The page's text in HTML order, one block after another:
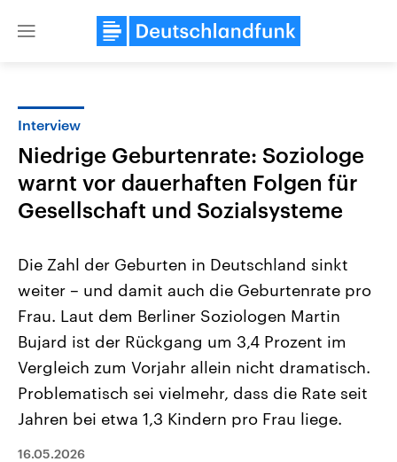
Close
Landtagswahl Sachsen-Anhalt
2026
Alle Informationen
Sachsen-Anhalt wählt am 6.
September 2026 einen neuen
Landtag. Seit 2021 wird das
Bundesland von einer Koalition aus
Umfragen, Prognosen,
und Hintergründe zu den Parteien
USA
Aktuelle Beiträge,
Hintergründe
Wirtschaftlich und
gehören die Vereinigten
mit großem Einfluss auf
Sendungen
Interview
Niedrige Geburtenrate: Soziologe
warnt vor dauerhaften Folgen für
Gesellschaft und Sozialsysteme
Die Zahl der Geburten in Deutschland sinkt
weiter – und damit auch die Geburtenrate pro
Frau. Laut dem Berliner Soziologen Martin
Bujard ist der Rückgang um 3,4 Prozent im
Vergleich zum Vorjahr allein nicht dramatisch.
Problematisch sei vielmehr, dass die Rate seit
Jahren bei etwa 1,3 Kindern pro Frau liege.
16.05.2026